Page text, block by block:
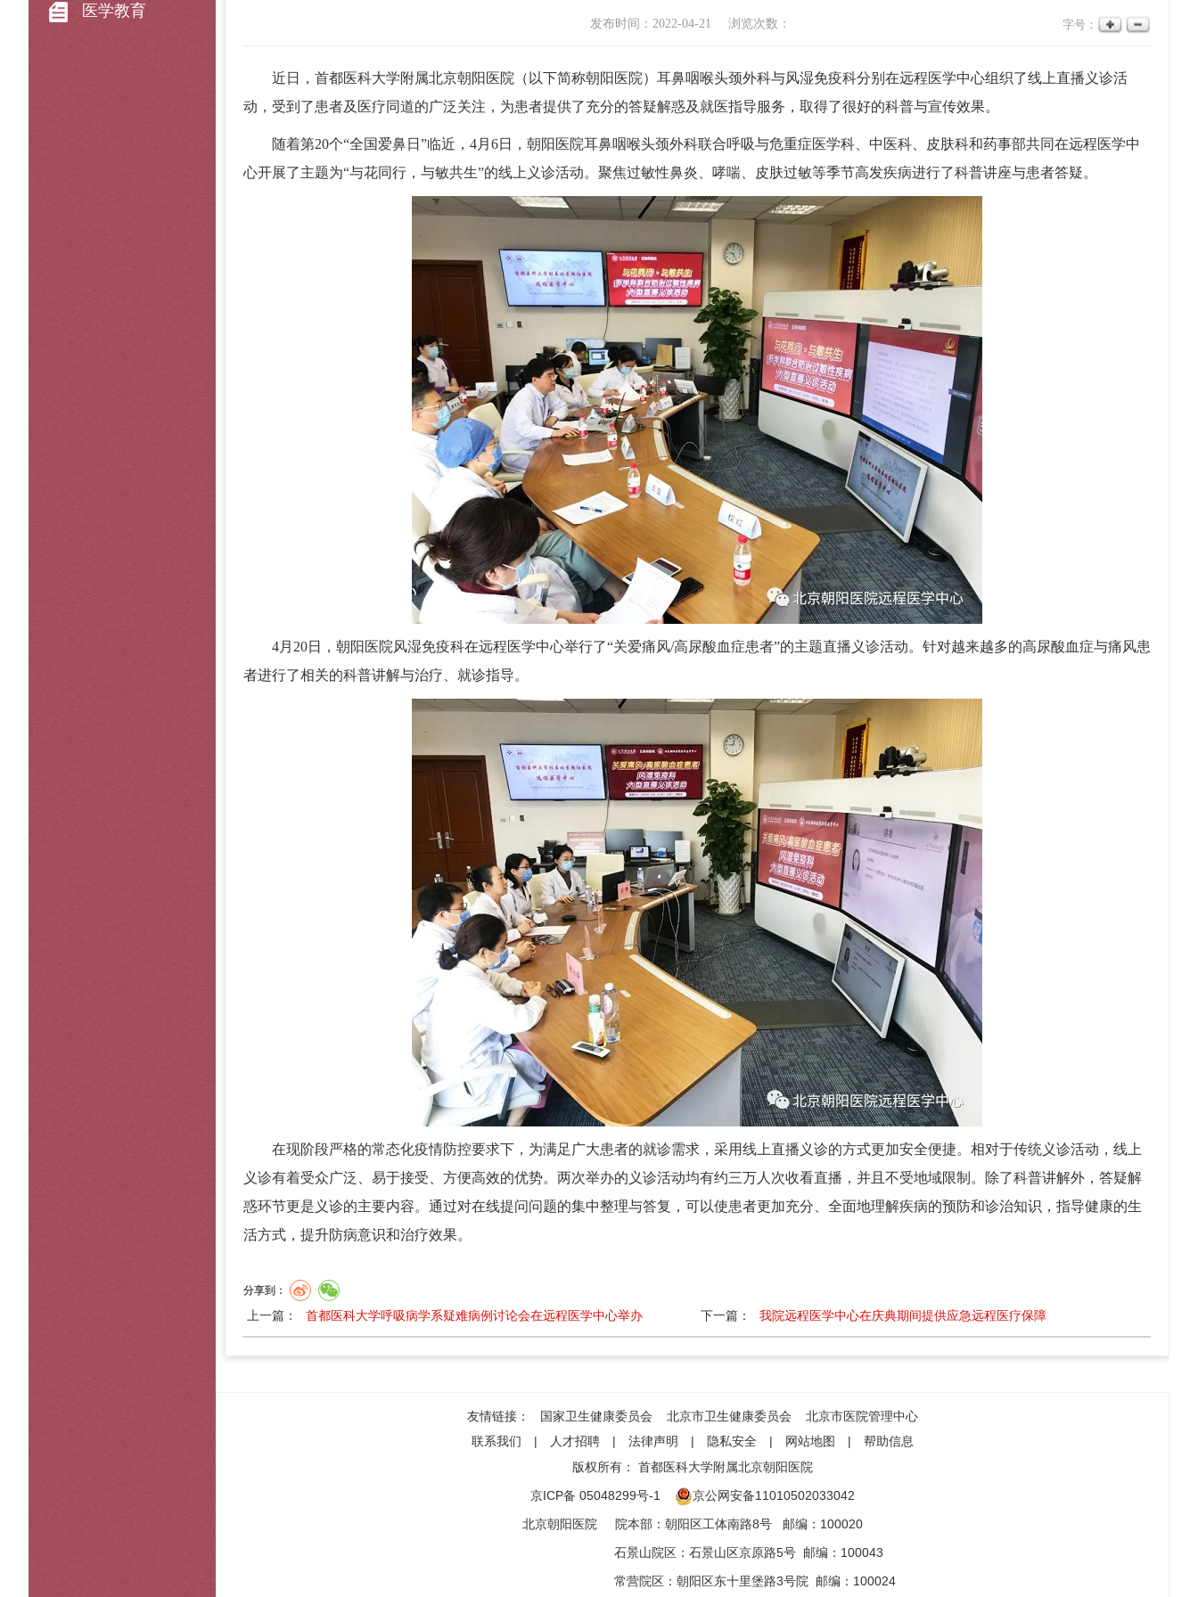
医学教育
发布时间：2022-04-21 浏览次数： 字号：
近日，首都医科大学附属北京朝阳医院（以下简称朝阳医院）耳鼻咽喉头颈外科与风湿免疫科分别在远程医学中心组织了线上直播义诊活
动，受到了患者及医疗同道的广泛关注，为患者提供了充分的答疑解惑及就医指导服务，取得了很好的科普与宣传效果。
随着第20个“全国爱鼻日”临近，4月6日，朝阳医院耳鼻咽喉头颈外科联合呼吸与危重症医学科、中医科、皮肤科和药事部共同在远程医学中
心开展了主题为“与花同行，与敏共生”的线上义诊活动。聚焦过敏性鼻炎、哮喘、皮肤过敏等季节高发疾病进行了科普讲座与患者答疑。
4月20日，朝阳医院风湿免疫科在远程医学中心举行了“关爱痛风/高尿酸血症患者”的主题直播义诊活动。针对越来越多的高尿酸血症与痛风患
者进行了相关的科普讲解与治疗、就诊指导。
在现阶段严格的常态化疫情防控要求下，为满足广大患者的就诊需求，采用线上直播义诊的方式更加安全便捷。相对于传统义诊活动，线上
义诊有着受众广泛、易于接受、方便高效的优势。两次举办的义诊活动均有约三万人次收看直播，并且不受地域限制。除了科普讲解外，答疑解
惑环节更是义诊的主要内容。通过对在线提问问题的集中整理与答复，可以使患者更加充分、全面地理解疾病的预防和诊治知识，指导健康的生
活方式，提升防病意识和治疗效果。
分享到：
上一篇： 首都医科大学呼吸病学系疑难病例讨论会在远程医学中心举办 下一篇： 我院远程医学中心在庆典期间提供应急远程医疗保障
友情链接： 国家卫生健康委员会 北京市卫生健康委员会
北京市医院管理中心
联系我们
| 人才招聘 | 法律声明 | 隐私安全 | 网站地图 |
帮助信息
版权所有： 首都医科大学附属北京朝阳医院
京ICP备 05048299号-1
京公网安备11010502033042
北京朝阳医院
院本部 ： 朝阳区工体南路8号 邮编：100020
石景山院区 ： 石景山区京原路5号 邮编：100043
常营院区 ： 朝阳区东十里堡路3号院 邮编：100024